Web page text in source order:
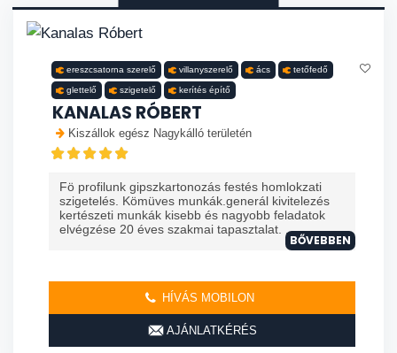
ereszcsatorna szerelő villanyszerelő ács tetőfedő
glettelő szigetelő kerítés építő
KANALAS RÓBERT
Kiszállok egész Nagykálló területén
Fö profilunk gipszkartonozás festés homlokzati
szigetelés. Kömüves munkák.generál kivitelezés
kertészeti munkák kisebb és nagyobb feladatok
elvégzése 20 éves szakmai tapasztalat. ...
BŐVEBBEN
HÍVÁS MOBILON
AJÁNLATKÉRÉS